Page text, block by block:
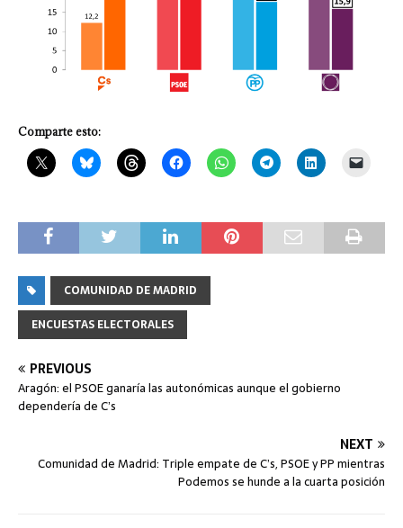
Comparte esto:
COMUNIDAD DE MADRID
ENCUESTAS ELECTORALES
PREVIOUS
Aragón: el PSOE ganaría las autonómicas aunque el gobierno
dependería de C’s
NEXT
Comunidad de Madrid: Triple empate de C’s, PSOE y PP mientras
Podemos se hunde a la cuarta posición